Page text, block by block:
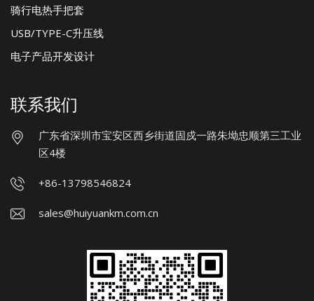
骑行电热手把套
USB/TYPE-C升压线
电子产品开发设计
联系我们
广东省深圳市宝安区西乡街道固戍一路朱坳忠顺第三工业
区4楼
+86-13798546824
sales@huiyuankm.com.cn